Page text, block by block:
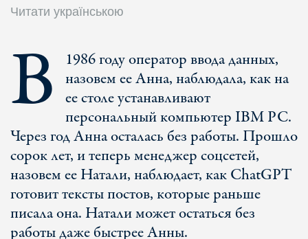
Читати українською
В
1986 году оператор ввода данных,
назовем ее Анна, наблюдала, как на
ее столе устанавливают
персональный компьютер IBM PC.
Через год Анна осталась без работы. Прошло
сорок лет, и теперь менеджер соцсетей,
назовем ее Натали, наблюдает, как ChatGPT
готовит тексты постов, которые раньше
писала она. Натали может остаться без
работы даже быстрее Анны.